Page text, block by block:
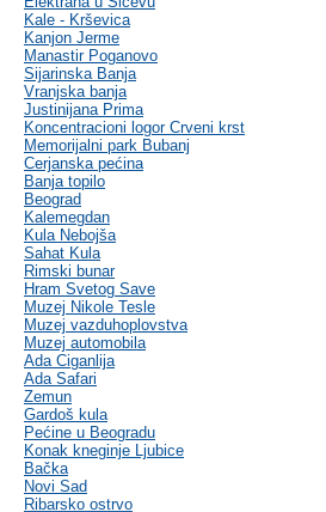
Kale - Krševica
Kanjon Jerme
Manastir Poganovo
Sijarinska Banja
Vranjska banja
Justinijana Prima
Koncentracioni logor Crveni krst
Memorijalni park Bubanj
Cerjanska pećina
Banja topilo
Beograd
Kalemegdan
Kula Nebojša
Sahat Kula
Rimski bunar
Hram Svetog Save
Muzej Nikole Tesle
Muzej vazduhoplovstva
Muzej automobila
Ada Ciganlija
Ada Safari
Zemun
Gardoš kula
Pećine u Beogradu
Konak kneginje Ljubice
Bačka
Novi Sad
Ribarsko ostrvo